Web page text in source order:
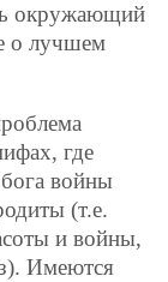
окружающий
о лучшем
где
войны
(т.е.
и войны,
Имеются